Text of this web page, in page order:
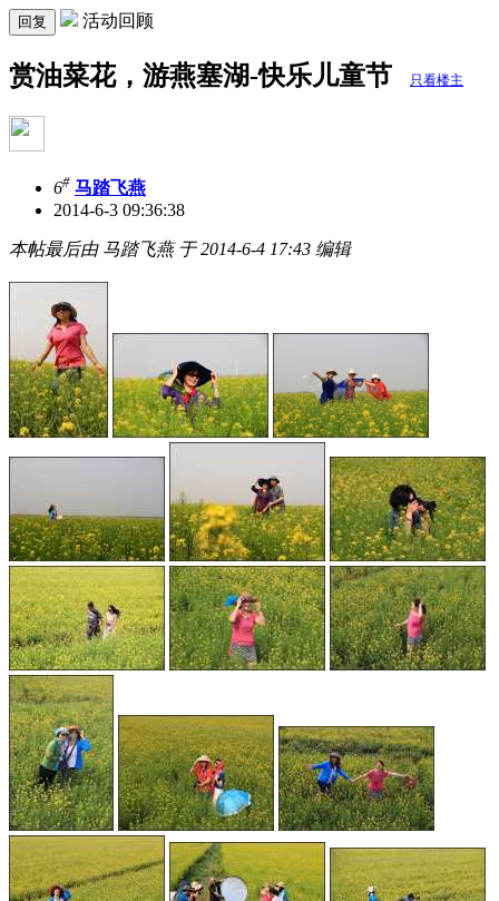
回复 活动回顾
赏油菜花，游燕塞湖-快乐儿童节 只看楼主
6# 马踏飞燕
2014-6-3 09:36:38
本帖最后由 马踏飞燕 于 2014-6-4 17:43 编辑